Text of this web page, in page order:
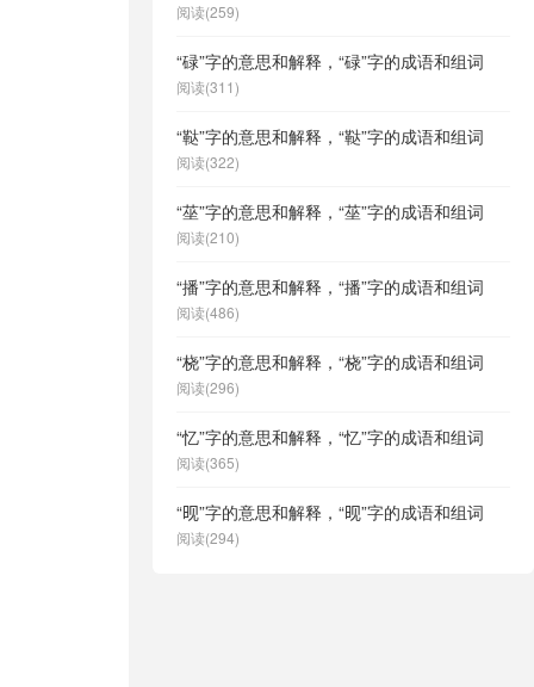
阅读(259)
“碌”字的意思和解释，“碌”字的成语和组词
阅读(311)
“鞑”字的意思和解释，“鞑”字的成语和组词
阅读(322)
“莝”字的意思和解释，“莝”字的成语和组词
阅读(210)
“播”字的意思和解释，“播”字的成语和组词
阅读(486)
“桡”字的意思和解释，“桡”字的成语和组词
阅读(296)
“忆”字的意思和解释，“忆”字的成语和组词
阅读(365)
“𬀪”字的意思和解释，“𬀪”字的成语和组词
阅读(294)